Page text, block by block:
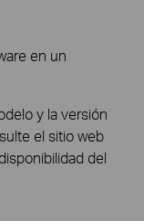
en un
y la versión
el sitio web
del